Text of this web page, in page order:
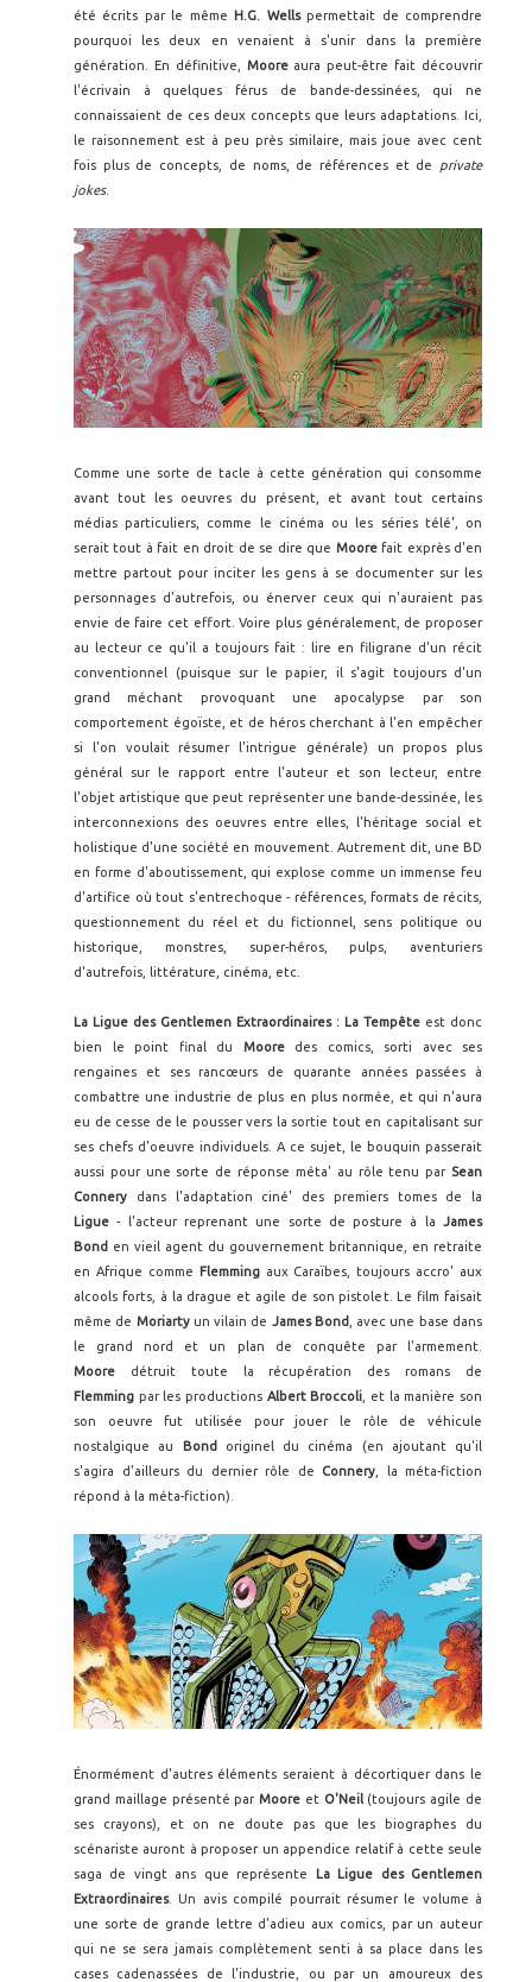
été écrits par le même H.G. Wellspermettait de comprendre
pourquoi les deux en venaient à s'unir dans la première
génération. En définitive, Mooreaura peut-être fait découvrir
l'écrivain à quelques férus de bande-dessinées, qui ne
connaissaient de ces deux concepts que leurs adaptations. Ici,
le raisonnement est à peu près similaire, mais joue avec cent
fois plus de concepts, de noms, de références et de private
jokes.
Comme une sorte de tacle à cette génération qui consomme
avant tout les oeuvres du présent, et avant tout certains
médias particuliers, comme le cinéma ou les séries télé', on
serait tout à fait en droit de se dire que Moorefait exprès d'en
mettre partout pour inciter les gens à se documenter sur les
personnages d'autrefois, ou énerver ceux qui n'auraient pas
envie de faire cet effort. Voire plus généralement, de proposer
au lecteur ce qu'il a toujours fait : lire en filigrane d'un récit
conventionnel (puisque sur le papier, il s'agit toujours d'un
grand méchant provoquant une apocalypse par son
comportement égoïste, et de héros cherchant à l'en empêcher
si l'on voulait résumer l'intrigue générale) un propos plus
général sur le rapport entre l'auteur et son lecteur, entre
l'objet artistique que peut représenter une bande-dessinée, les
interconnexions des oeuvres entre elles, l'héritage social et
holistique d'une société en mouvement. Autrement dit, une BD
en forme d'aboutissement, qui explose comme un immense feu
d'artifice où tout s'entrechoque - références, formats de récits,
questionnement du réel et du fictionnel, sens politique ou
historique, monstres, super-héros, pulps, aventuriers
d'autrefois, littérature, cinéma, etc.
La Ligue des Gentlemen Extraordinaires : La Tempête est donc
bien le point final du Mooredes comics, sorti avec ses
rengaines et ses rancœurs de quarante années passées à
combattre une industrie de plus en plus normée, et qui n'aura
eu de cesse de le pousser vers la sortie tout en capitalisant sur
ses chefs d'oeuvre individuels. A ce sujet, le bouquin passerait
aussi pour une sorte de réponse méta' au rôle tenu par Sean
Connery dans l'adaptation ciné' des premiers tomes de la
Ligue - l'acteur reprenant une sorte de posture à la James
Bond en vieil agent du gouvernement britannique, en retraite
en Afrique comme Flemmingaux Caraïbes, toujours accro' aux
alcools forts, à la drague et agile de son pistolet. Le film faisait
même de Moriartyun vilain de James Bond
, avec une base dans
le grand nord et un plan de conquête par l'armement.
Moore détruit toute la récupération des romans de
Flemming par les productions Albert Broccoli , et la manière son
son oeuvre fut utilisée pour jouer le rôle de véhicule
nostalgique au
Bond
originel du cinéma (en ajoutant qu'il
s'agira d'ailleurs du dernier rôle de Connery , la méta-fiction
répond à la méta-fiction).
Énormément d'autres éléments seraient à décortiquer dans le
grand maillage présenté parMoore et O'Neil(toujours agile de
ses crayons), et on ne doute pas que les biographes du
scénariste auront à proposer un appendice relatif à cette seule
saga de vingt ans que représente
La Ligue des Gentlemen
Extraordinaires. Un avis compilé pourrait résumer le volume à
une sorte de grande lettre d'adieu aux comics, par un auteur
qui ne se sera jamais complètement senti à sa place dans les
cases cadenassées de l'industrie, ou par un amoureux des